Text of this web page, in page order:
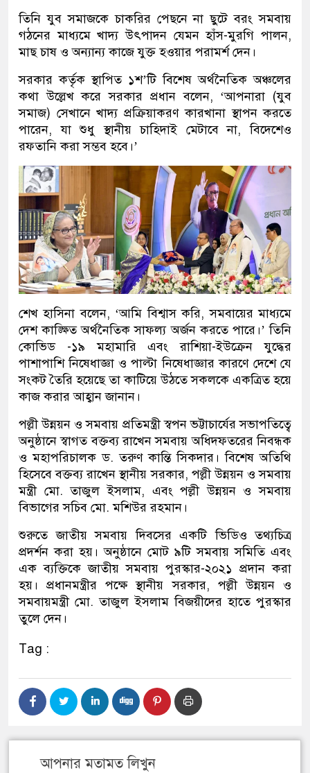
তিনি যুব সমাজকে চাকরির পেছনে না ছুটে বরং সমবায়
গঠনের মাধ্যমে খাদ্য উৎপাদন যেমন হাঁস-মুরগি পালন,
মাছ চাষ ও অন্যান্য কাজে যুক্ত হওয়ার পরামর্শ দেন।
সরকার কর্তৃক স্থাপিত ১শ’টি বিশেষ অর্থনৈতিক অঞ্চলের
কথা উল্লেখ করে সরকার প্রধান বলেন, ‘আপনারা (যুব
সমাজ) সেখানে খাদ্য প্রক্রিয়াকরণ কারখানা স্থাপন করতে
পারেন, যা শুধু স্থানীয় চাহিদাই মেটাবে না, বিদেশেও
রফতানি করা সম্ভব হবে।’
শেখ হাসিনা বলেন, ‘আমি বিশ্বাস করি, সমবায়ের মাধ্যমে
দেশ কাঙ্ক্ষিত অর্থনৈতিক সাফল্য অর্জন করতে পারে।’ তিনি
কোভিড -১৯ মহামারি এবং রাশিয়া-ইউক্রেন যুদ্ধের
পাশাপাশি নিষেধাজ্ঞা ও পাল্টা নিষেধাজ্ঞার কারণে দেশে যে
সংকট তৈরি হয়েছে তা কাটিয়ে উঠতে সকলকে একত্রিত হয়ে
কাজ করার আহ্বান জানান।
পল্লী উন্নয়ন ও সমবায় প্রতিমন্ত্রী স্বপন ভট্টাচার্যের সভাপতিত্বে
অনুষ্ঠানে স্বাগত বক্তব্য রাখেন সমবায় অধিদফতরের নিবন্ধক
ও মহাপরিচালক ড. তরুণ কান্তি সিকদার। বিশেষ অতিথি
হিসেবে বক্তব্য রাখেন স্থানীয় সরকার, পল্লী উন্নয়ন ও সমবায়
মন্ত্রী মো. তাজুল ইসলাম, এবং পল্লী উন্নয়ন ও সমবায়
বিভাগের সচিব মো. মশিউর রহমান।
শুরুতে জাতীয় সমবায় দিবসের একটি ভিডিও তথ্যচিত্র
প্রদর্শন করা হয়। অনুষ্ঠানে মোট ৯টি সমবায় সমিতি এবং
এক ব্যক্তিকে জাতীয় সমবায় পুরস্কার-২০২১ প্রদান করা
হয়। প্রধানমন্ত্রীর পক্ষে স্থানীয় সরকার, পল্লী উন্নয়ন ও
সমবায়মন্ত্রী মো. তাজুল ইসলাম বিজয়ীদের হাতে পুরস্কার
তুলে দেন।
Tag :
আপনার মতামত লিখুন